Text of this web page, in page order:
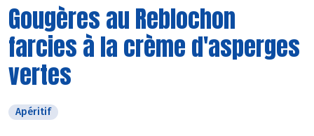
Gougères au Reblochon
farcies à la crème d'asperges
vertes
Apéritif